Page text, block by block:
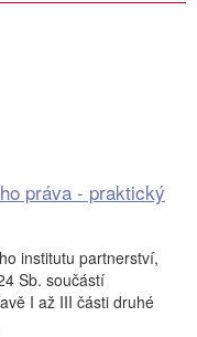
práva - praktický
institutu partnerství,
Sb. součástí
I až III části druhé